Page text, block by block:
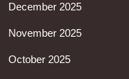
December 2025
November 2025
October 2025